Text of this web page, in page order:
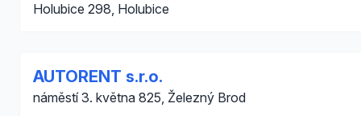
Holubice 298, Holubice
AUTORENT s.r.o.
náměstí 3. května 825, Železný Brod